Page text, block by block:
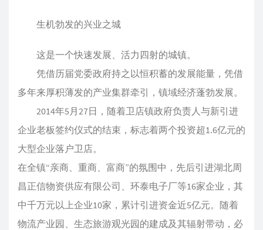
生机勃发的兴业之城
这是一个快速发展、活力四射的城镇。
凭借历届党委政府持之以恒积蓄的发展能量，凭借
多年来厚积薄发的产业集群牵引，镇域经济蓬勃发展。
2014年5月27日，随着卫店镇政府负责人与新引进
企业老板签约仪式的结束，标志着两个投资超1.6亿元的
大型企业落户卫店。
在全镇“亲商、重商、富商”的氛围中，先后引进湖北周
昌正信物资供应有限公司、环泰电子厂等16家企业，其
中千万元以上企业10家，累计引进资金近5亿元。随着
物流产业园、生态旅游观光园的建成及其辐射带动，必